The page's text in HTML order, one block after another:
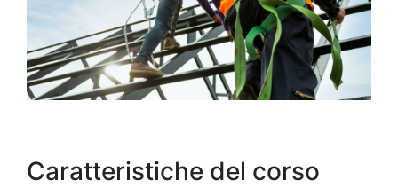
Caratteristiche del corso